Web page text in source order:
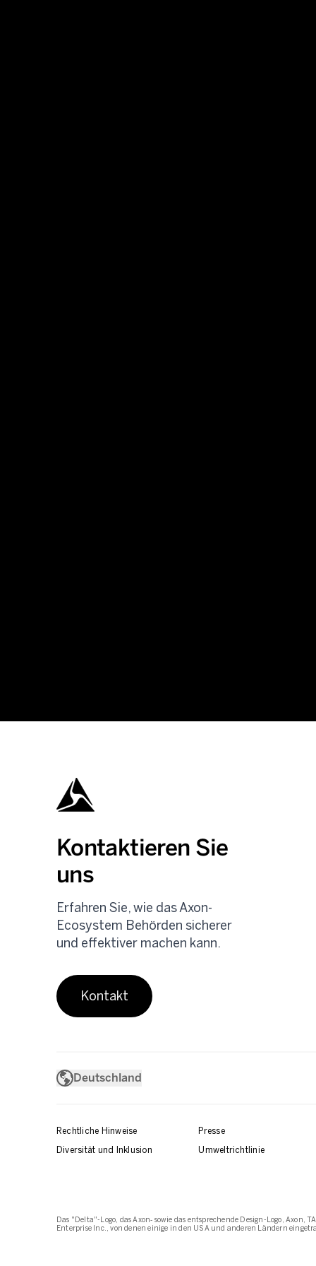
Kontaktieren Sie
uns
Erfahren Sie, wie das Axon-
Ecosystem Behörden sicherer
und effektiver machen kann.
Kontakt
Deutschland
Rechtliche Hinweise Presse
Diversität und Inklusion
Umweltrichtlinie
Das "Delta"-Logo, das Axon‑ sowie das entsprechende Design-Logo,
Enterprise Inc., von denen einige in den USA und anderen Ländern